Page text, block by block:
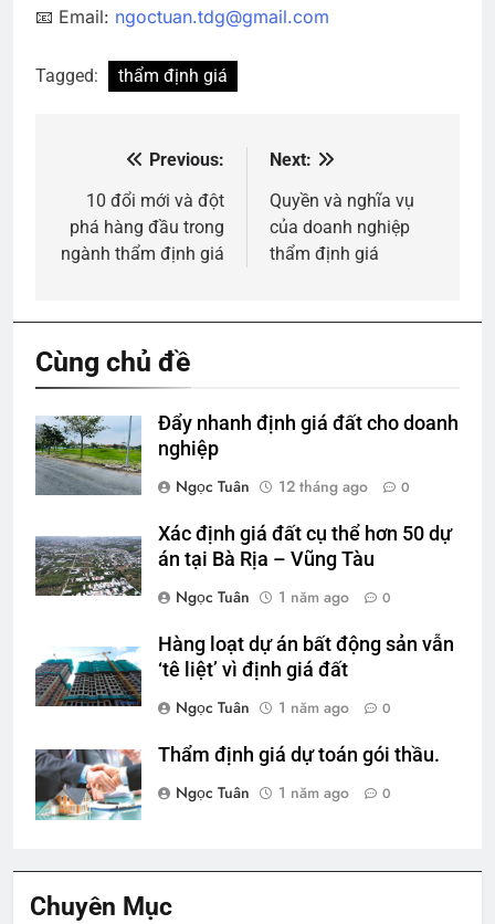
📧 Email: ngoctuan.tdg@gmail.com
Tagged: thẩm định giá
hướng
bài
Previous:
10 đổi mới và đột
phá hàng đầu trong
ngành thẩm định giá
Next:
Quyền và nghĩa vụ
của doanh nghiệp
thẩm định giá
Cùng chủ đề
Đẩy nhanh định giá đất cho doanh
nghiệp
Ngọc Tuân
12 tháng ago 0
Xác định giá đất cụ thể hơn 50 dự
án tại Bà Rịa – Vũng Tàu
Ngọc Tuân
1 năm ago 0
Hàng loạt dự án bất động sản vẫn
‘tê liệt’ vì định giá đất
Ngọc Tuân
1 năm ago 0
Thẩm định giá dự toán gói thầu.
Ngọc Tuân
1 năm ago 0
Chuyên Mục